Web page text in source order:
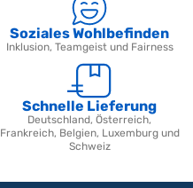
Soziales Wohlbefinden
Inklusion, Teamgeist und Fairness
Schnelle Lieferung
Deutschland, Österreich,
Frankreich, Belgien, Luxemburg und
Schweiz